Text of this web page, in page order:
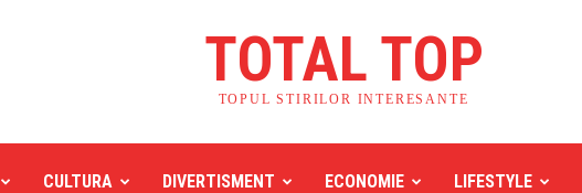
TOTAL TOP
TOPUL STIRILOR INTERESANTE
CULTURA DIVERTISMENT ECONOMIE LIFESTYLE